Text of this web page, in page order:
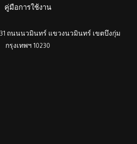
คู่มือการใช้งาน
ถนนนวมินทร์ แขวงนวมินทร์ เขตบึงกุ่ม
กรุงเทพฯ 10230